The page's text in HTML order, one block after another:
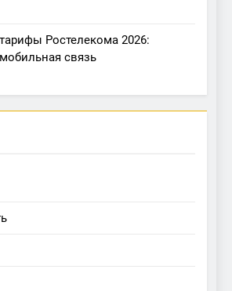
Ростелекома 2026:
связь